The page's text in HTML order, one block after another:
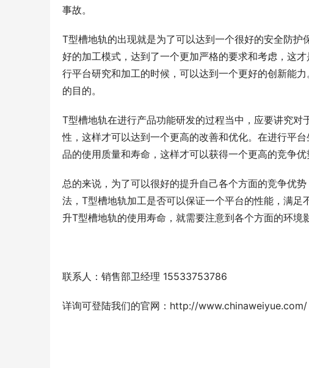
事故。
T型槽地轨的出现就是为了可以达到一个很好的安全防
好的加工模式，达到了一个更加严格的要求和考虑，这
行平台研究和加工的时候，可以达到一个更好的创新能
的目的。
T型槽地轨在进行产品功能研发的过程当中，应要讲究
性，这样才可以达到一个更高的改善和优化。在进行平
品的使用质量和寿命，这样才可以获得一个更高的竞争优
总的来说，为了可以很好的提升自己各个方面的竞争优
法，T型槽地轨加工是否可以保证一个平台的性能，满
升T型槽地轨的使用寿命，就需要注意到各个方面的环境
联系人：销售部卫经理 15533753786
详询可登陆我们的官网： http://www.chinaweiyue.com/